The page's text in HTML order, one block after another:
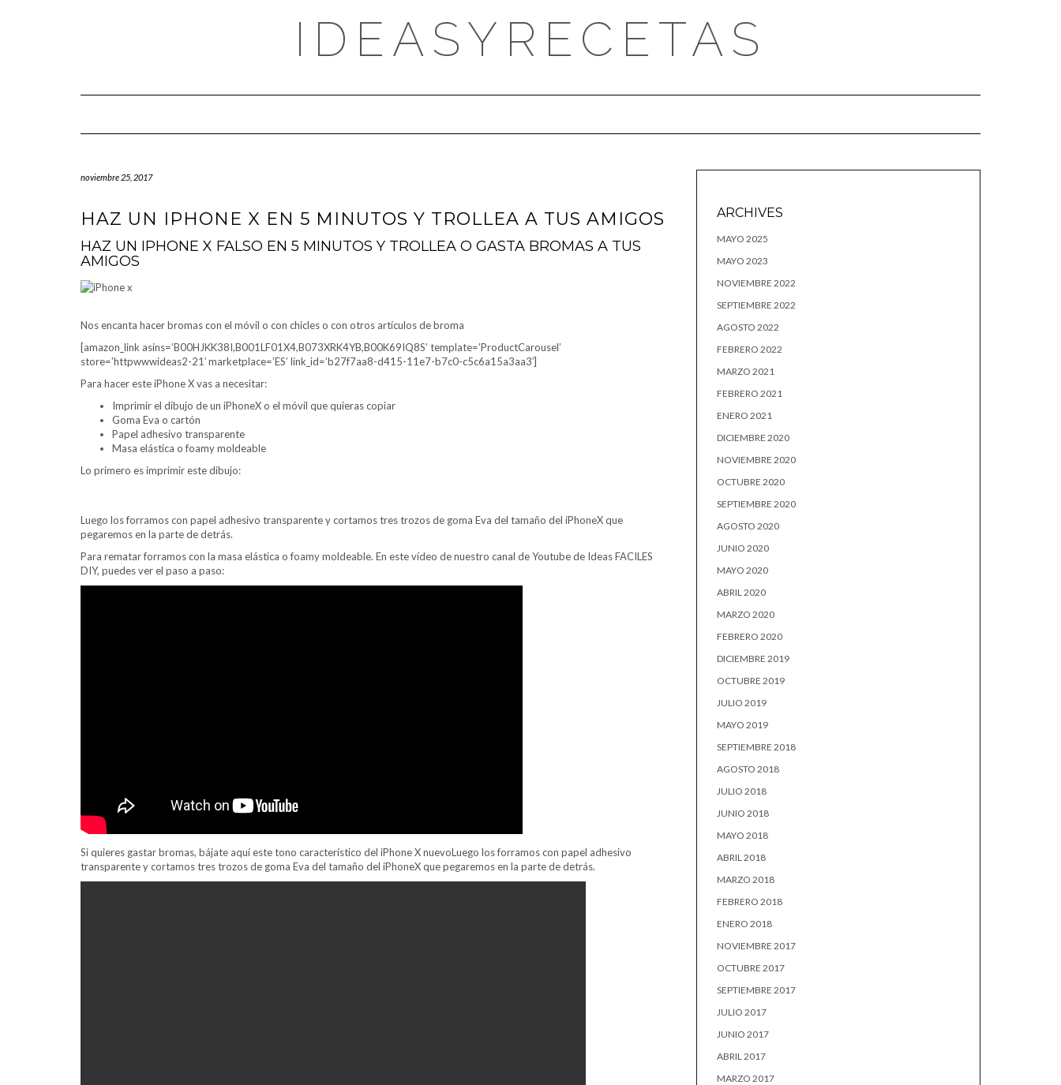
IDEASYRECETAS
noviembre 25, 2017
HAZ UN IPHONE X EN 5 MINUTOS Y TROLLEA A TUS AMIGOS
HAZ UN IPHONE X FALSO EN 5 MINUTOS Y TROLLEA O GASTA BROMAS A TUS
AMIGOS
Nos encanta hacer bromas con el móvil o con chicles o con otros artículos de broma
[amazon_link asins=’B00HJKK38I,B001LF01X4,B073XRK4YB,B00K69IQ8S’ template=’ProductCarousel’
store=’httpwwwideas2-21′ marketplace=’ES’ link_id=’b27f7aa8-d415-11e7-b7c0-c5c6a15a3aa3′]
Para hacer este iPhone X vas a necesitar:
Imprimir el dibujo de un iPhoneX o el móvil que quieras copiar
Goma Eva o cartón
Papel adhesivo transparente
Masa elástica o foamy moldeable
Lo primero es imprimir este dibujo:
Luego los forramos con papel adhesivo transparente y cortamos tres trozos de goma Eva del tamaño del iPhoneX que
pegaremos en la parte de detrás.
Para rematar forramos con la masa elástica o foamy moldeable. En este vídeo de nuestro canal de Youtube de Ideas FACILES
DIY, puedes ver el paso a paso:
Si quieres gastar bromas, bájate aquí este tono característico del iPhone X nuevoLuego los forramos con papel adhesivo
transparente y cortamos tres trozos de goma Eva del tamaño del iPhoneX que pegaremos en la parte de detrás.
ARCHIVES
MAYO 2025
MAYO 2023
NOVIEMBRE 2022
SEPTIEMBRE 2022
AGOSTO 2022
FEBRERO 2022
MARZO 2021
FEBRERO 2021
ENERO 2021
DICIEMBRE 2020
NOVIEMBRE 2020
OCTUBRE 2020
SEPTIEMBRE 2020
AGOSTO 2020
JUNIO 2020
MAYO 2020
ABRIL 2020
MARZO 2020
FEBRERO 2020
DICIEMBRE 2019
OCTUBRE 2019
JULIO 2019
MAYO 2019
SEPTIEMBRE 2018
AGOSTO 2018
JULIO 2018
JUNIO 2018
MAYO 2018
ABRIL 2018
MARZO 2018
FEBRERO 2018
ENERO 2018
NOVIEMBRE 2017
OCTUBRE 2017
SEPTIEMBRE 2017
JULIO 2017
JUNIO 2017
ABRIL 2017
MARZO 2017